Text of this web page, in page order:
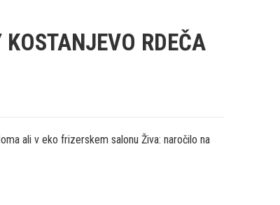
RDEČA
ali v eko frizerskem salonu Živa: naročilo na